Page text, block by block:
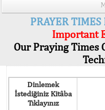
PRAYER TIMES
Important
Our Praying Times
Dinlemek
İstediğiniz Kitâba
Tıklayınız